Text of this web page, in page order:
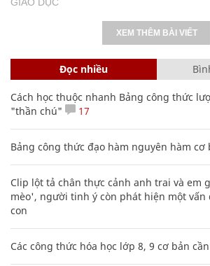
XEM THÊM BÀI VIẾT
Đọc nhiều
Cách học thuộc nhanh Bảng công thức
"thần chú"
17
Bảng công thức đạo hàm nguyên hàm cơ
Clip lột tả chân thực cảnh anh trai và em
mèo', người tinh ý còn phát hiện một vấn
con
Các công thức hóa học lớp 8, 9 cơ bản